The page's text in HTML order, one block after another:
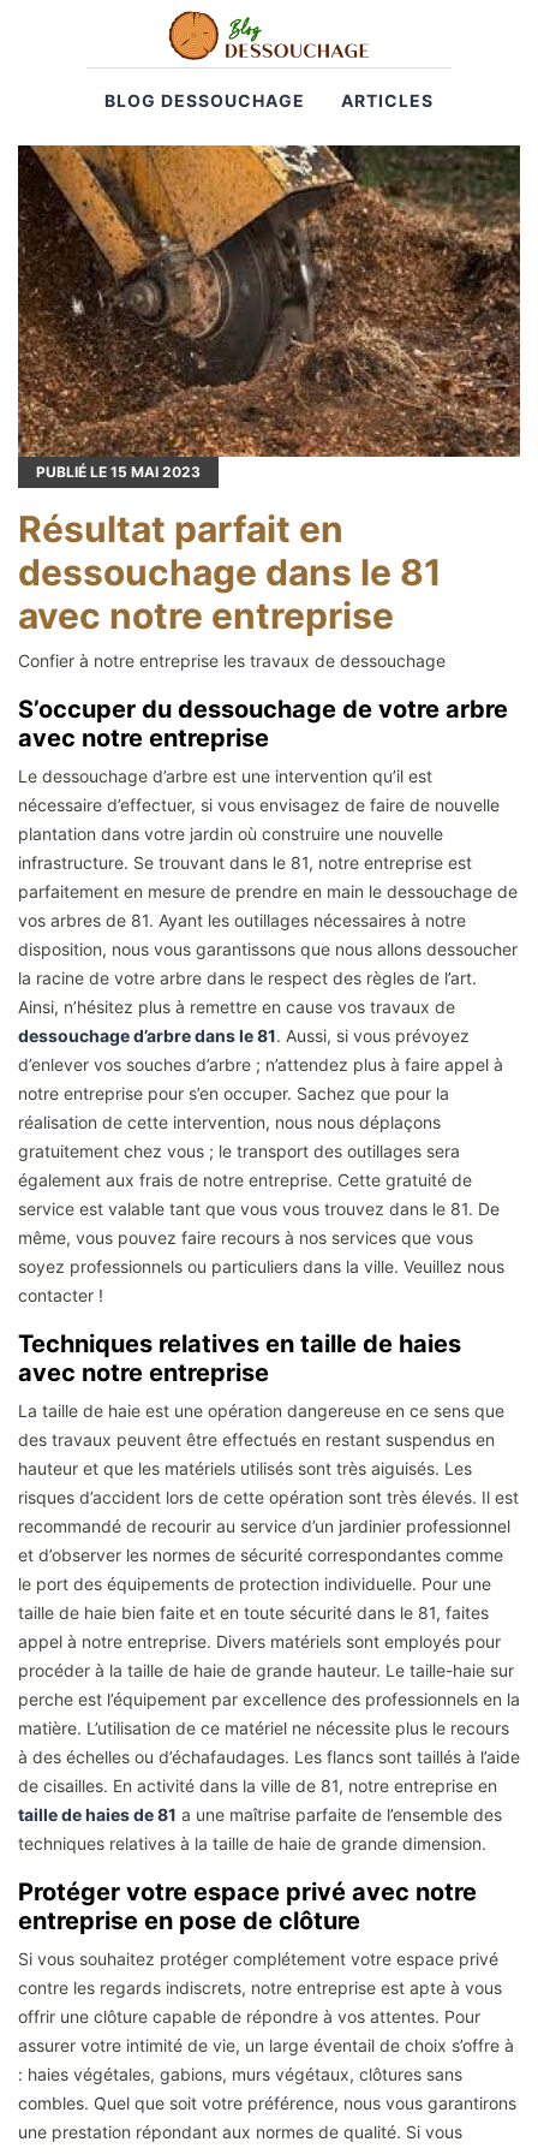
BLOG DESSOUCHAGE ARTICLES
PUBLIÉ LE 15 MAI 2023
Résultat parfait en
dessouchage dans le 81
avec notre entreprise
Confier à notre entreprise les travaux de dessouchage
S’occuper du dessouchage de votre arbre
avec notre entreprise
Le dessouchage d’arbre est une intervention qu’il est
nécessaire d’effectuer, si vous envisagez de faire de nouvelle
plantation dans votre jardin où construire une nouvelle
infrastructure. Se trouvant dans le 81, notre entreprise est
parfaitement en mesure de prendre en main le dessouchage de
vos arbres de 81. Ayant les outillages nécessaires à notre
disposition, nous vous garantissons que nous allons dessoucher
la racine de votre arbre dans le respect des règles de l’art.
Ainsi, n’hésitez plus à remettre en cause vos travaux de
dessouchage d’arbre dans le 81. Aussi, si vous prévoyez
d’enlever vos souches d’arbre ; n’attendez plus à faire appel à
notre entreprise pour s’en occuper. Sachez que pour la
réalisation de cette intervention, nous nous déplaçons
gratuitement chez vous ; le transport des outillages sera
également aux frais de notre entreprise. Cette gratuité de
service est valable tant que vous vous trouvez dans le 81. De
même, vous pouvez faire recours à nos services que vous
soyez professionnels ou particuliers dans la ville. Veuillez nous
contacter !
Techniques relatives en taille de haies
avec notre entreprise
La taille de haie est une opération dangereuse en ce sens que
des travaux peuvent être effectués en restant suspendus en
hauteur et que les matériels utilisés sont très aiguisés. Les
risques d’accident lors de cette opération sont très élevés. Il est
recommandé de recourir au service d’un jardinier professionnel
et d’observer les normes de sécurité correspondantes comme
le port des équipements de protection individuelle. Pour une
taille de haie bien faite et en toute sécurité dans le 81, faites
appel à notre entreprise. Divers matériels sont employés pour
procéder à la taille de haie de grande hauteur. Le taille-haie sur
perche est l’équipement par excellence des professionnels en la
matière. L’utilisation de ce matériel ne nécessite plus le recours
à des échelles ou d’échafaudages. Les flancs sont taillés à l’aide
de cisailles. En activité dans la ville de 81, notre entreprise en
taille de haies de 81 a une maîtrise parfaite de l’ensemble des
techniques relatives à la taille de haie de grande dimension.
Protéger votre espace privé avec notre
entreprise en pose de clôture
Si vous souhaitez protéger complétement votre espace privé
contre les regards indiscrets, notre entreprise est apte à vous
offrir une clôture capable de répondre à vos attentes. Pour
assurer votre intimité de vie, un large éventail de choix s’offre à
: haies végétales, gabions, murs végétaux, clôtures sans
combles. Quel que soit votre préférence, nous vous garantirons
une prestation répondant aux normes de qualité. Si vous